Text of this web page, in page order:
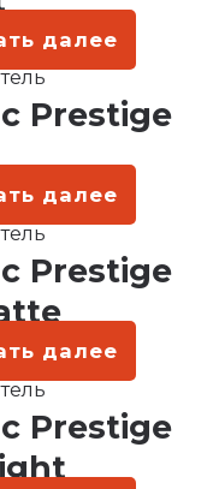
далее
Prestige
далее
Prestige
далее
Prestige